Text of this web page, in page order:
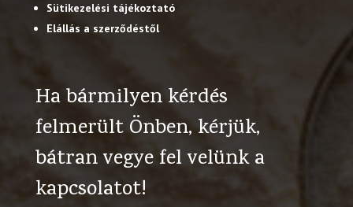
Sütikezelési tájékoztató
Elállás a szerződéstől
Ha bármilyen kérdés
felmerült Önben, kérjük,
bátran vegye fel velünk a
kapcsolatot!